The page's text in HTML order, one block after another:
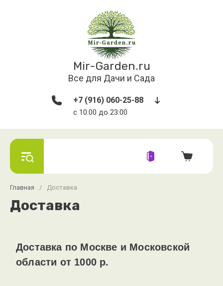
Mir-Garden.ru
Все для Дачи и Сада
+7 (916) 060-25-88
с 10:00 до 23:00
Главная / Доставка
Доставка
Доставка по Москве и Московской
области от 1000 р.